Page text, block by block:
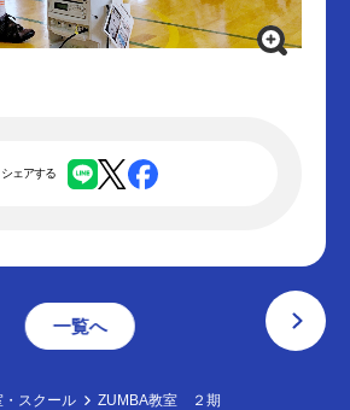
シェアする
一覧へ
・スクール ZUMBA教室 ２期